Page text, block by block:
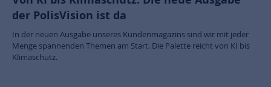
der PolisVision ist da
In der neuen Ausgabe unseres Kundenmagazins sind wir mit jeder
Menge spannenden Themen am Start. Die Palette reicht von KI bis
Klimaschutz.